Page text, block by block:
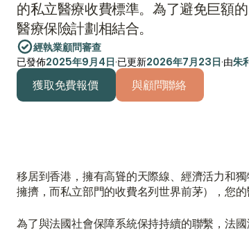
的私立醫療收費標準。為了避免巨額
醫療保險計劃相結合。
經執業顧問審查
已發佈2025年9月4日·已更新2026年7月23日·由朱
獲取免費報價 與顧問聯絡
移居到香港，擁有高聳的天際線、經濟活力和
擁擠，而私立部門的收費名列世界前茅），您的
為了與法國社會保障系統保持持續的聯繫，法